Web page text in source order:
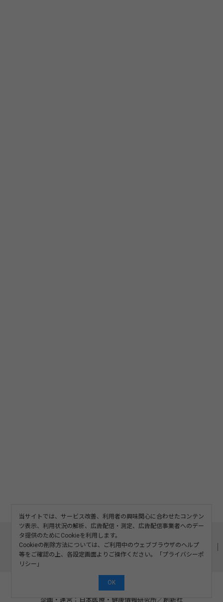
このサイトについて 利用規約
記事の二次利用について
プライバシーポリシー
お問い合わせ
運営会社
©2008-2026 SOSHINSHA All Rights Reserved.
企画・運営：日本医療・健康情報研究所／ 創新社
当サイトでは、サービス改善、利用者の興味関心に合わせたコンテン
ツ表示、利用状況の解析、広告配信・測定、広告配信事業者へのデー
タ提供のためにCookieを利用します。
Cookieの削除方法については、ご利用中のウェブブラウザのヘルプ
等をご確認の上、各設定画面よりご操作ください。「プライバシーポ
リシー 」
OK